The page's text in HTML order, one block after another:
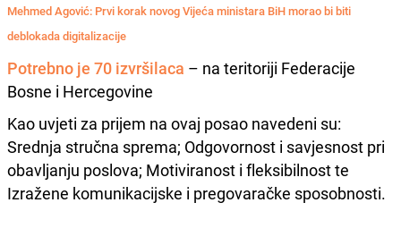
Mehmed Agović: Prvi korak novog Vijeća ministara BiH morao bi biti
deblokada digitalizacije
Potrebno je 70 izvršilaca – na teritoriji Federacije
Bosne i Hercegovine
Kao uvjeti za prijem na ovaj posao navedeni su:
Srednja stručna sprema; Odgovornost i savjesnost pri
obavljanju poslova; Motiviranost i fleksibilnost te
Izražene komunikacijske i pregovaračke sposobnosti.